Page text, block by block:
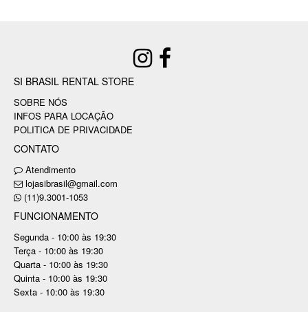
SI BRASIL RENTAL STORE
SOBRE NÓS
INFOS PARA LOCAÇÃO
POLITICA DE PRIVACIDADE
CONTATO
Atendimento
lojasibrasil@gmail.com
(11)9.3001-1053
FUNCIONAMENTO
Segunda - 10:00 às 19:30
Terça - 10:00 às 19:30
Quarta - 10:00 às 19:30
Quinta - 10:00 às 19:30
Sexta - 10:00 às 19:30